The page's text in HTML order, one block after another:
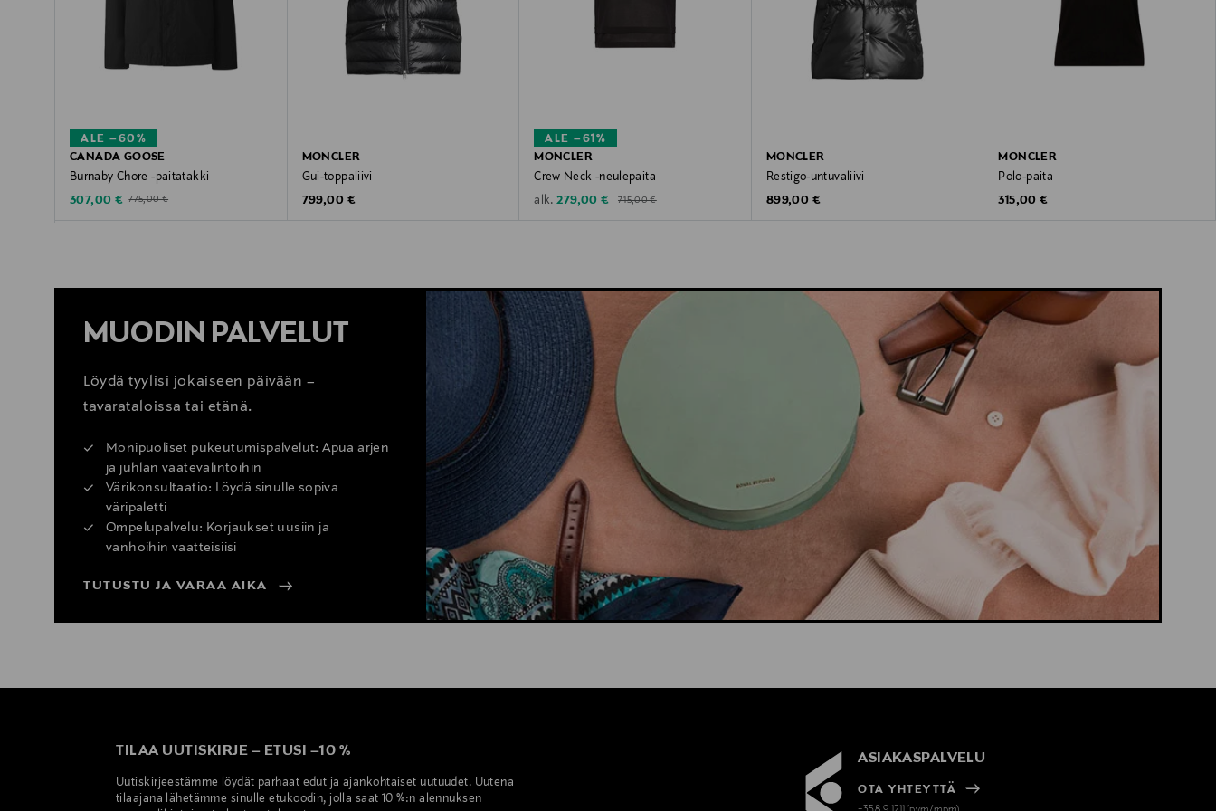
ALE –60%
CANADA GOOSE
Burnaby Chore -paitatakki
Discounted Price
307,00 € Original Price
775,00 €
MONCLER
Gui-toppaliivi
Original Price
799,00 €
ALE –61%
MONCLER
Crew Neck -neulepaita
alk. Discounted Price
279,00 € Original Price
715,00 €
MONCLER
Restigo-untuvaliivi
Original Price
899,00 €
MONCLER
Polo-paita
Original Price
315,00 €
MUODIN PALVELUT
Löydä tyylisi jokaiseen päivään –
tavarataloissa tai etänä.
Monipuoliset pukeutumispalvelut: Apua arjen
ja juhlan vaatevalintoihin
Värikonsultaatio: Löydä sinulle sopiva
väripaletti
Ompelupalvelu: Korjaukset uusiin ja
vanhoihin vaatteisiisi
TUTUSTU JA VARAA AIKA
TILAA UUTISKIRJE – ETUSI –10 %
Uutiskirjeestämme löydät parhaat edut ja ajankohtaiset uutuudet. Uutena
tilaajana lähetämme sinulle etukoodin, jolla saat 10 %:n alennuksen
ASIAKASPALVELU
OTA YHTEYTTÄ